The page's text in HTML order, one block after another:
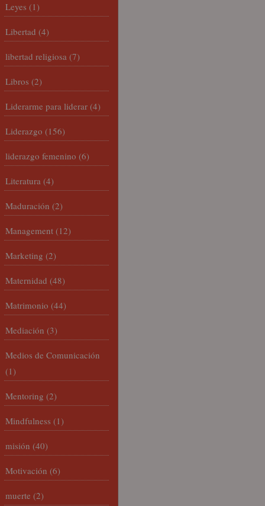
Leyes (1)
Libertad (4)
libertad religiosa (7)
Libros (2)
Liderarme para liderar (4)
Liderazgo (156)
liderazgo femenino (6)
Literatura (4)
Maduración (2)
Management (12)
Marketing (2)
Maternidad (48)
Matrimonio (44)
Mediación (3)
Medios de Comunicación
(1)
Mentoring (2)
Mindfulness (1)
misión (40)
Motivación (6)
muerte (2)